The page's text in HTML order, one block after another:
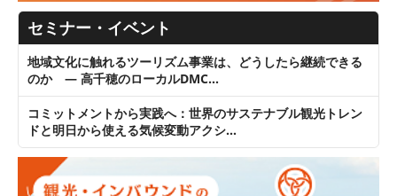
セミナー・イベント
地域文化に触れるツーリズム事業は、どうしたら継続できる
のか ― 高千穂のローカルDMC…
コミットメントから実践へ：世界のサステナブル観光トレン
ドと明日から使える気候変動アクシ…